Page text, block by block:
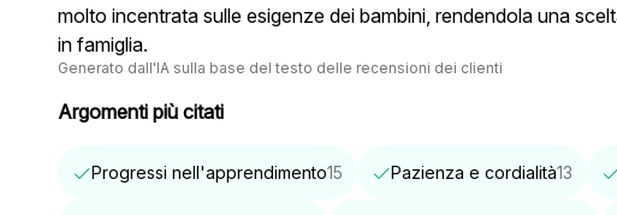
molto incentrata sulle esigenze dei bambini, rendendola una
in famiglia.
Generato dall'IA sulla base del testo delle recensioni dei clienti
Argomenti più citati
Progressi nell'apprendimento15 Pazienza e cordialità13